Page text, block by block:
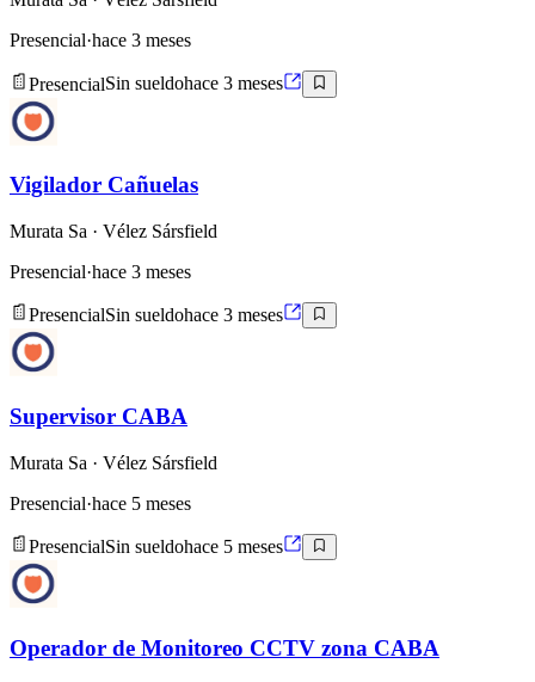
Presencial·hace 3 meses
PresencialSin sueldohace 3 meses
Vigilador Cañuelas
Murata Sa · Vélez Sársfield
Presencial·hace 3 meses
PresencialSin sueldohace 3 meses
Supervisor CABA
Murata Sa · Vélez Sársfield
Presencial·hace 5 meses
PresencialSin sueldohace 5 meses
Operador de Monitoreo CCTV zona CABA